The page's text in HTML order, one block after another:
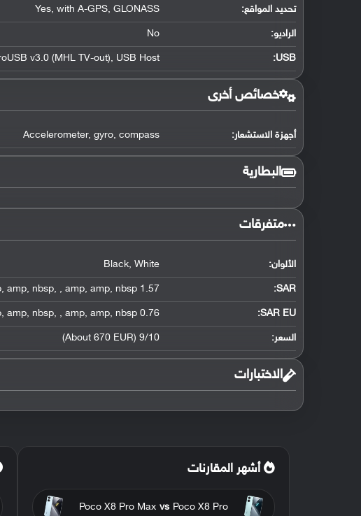
تحديد المواقع:
Yes, with A-GPS, GLONASS
الراديو: No
USB
:
v3.0 (MHL TV-out), USB Host
خصائص أخرى
أجهزة الاستشعار: Accelerometer, gyro, compass
البطارية
متفرقات
الألوان: Black, White
SAR
:
1.57 W/kg (body)
, amp, nbsp, , amp, amp, nbsp
SAR EU:
0.76 W/kg (body)
, amp, nbsp, , amp, amp, nbsp
السعر: 9/10 (About 670 EUR)
الاختبارات
أشهر المقارنات
Poco X8 Pro
vs
Poco X8 Pro Max